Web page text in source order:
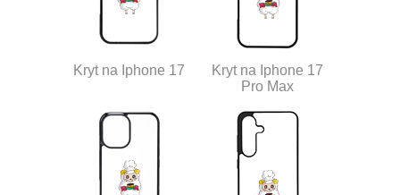
Kryt na Iphone 17
Kryt na Iphone 17
Pro Max